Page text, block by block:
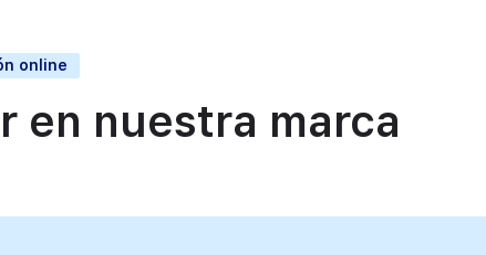
online
en nuestra marca